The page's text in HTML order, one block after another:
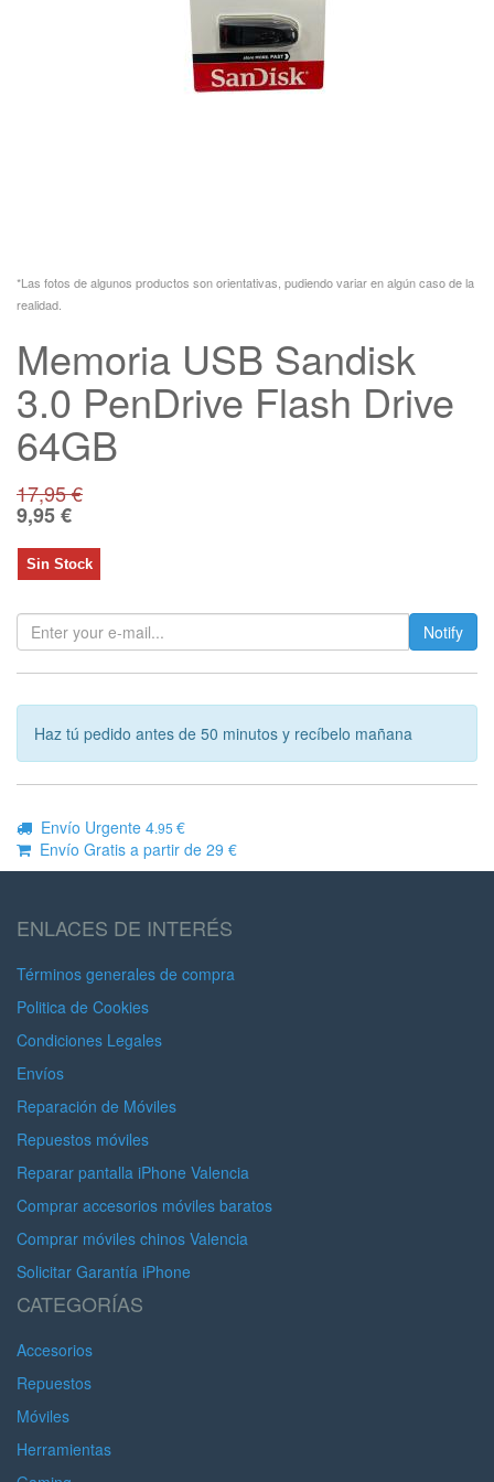
*Las fotos de algunos productos son orientativas, pudiendo variar en algún caso de la
realidad.
Memoria USB Sandisk
3.0 PenDrive Flash Drive
64GB
17,95€
9,95€
Sin Stock
Notify
Haz tú pedido antes de 50 minutos y recíbelo mañana
Envío Urgente 4.95 €
Envío Gratis a partir de 29 €
ENLACES DE INTERÉS
Términos generales de compra
Politica de Cookies
Condiciones Legales
Envíos
Reparación de Móviles
Repuestos móviles
Reparar pantalla iPhone Valencia
Comprar accesorios móviles baratos
Comprar móviles chinos Valencia
Solicitar Garantía iPhone
CATEGORÍAS
Accesorios
Repuestos
Móviles
Herramientas